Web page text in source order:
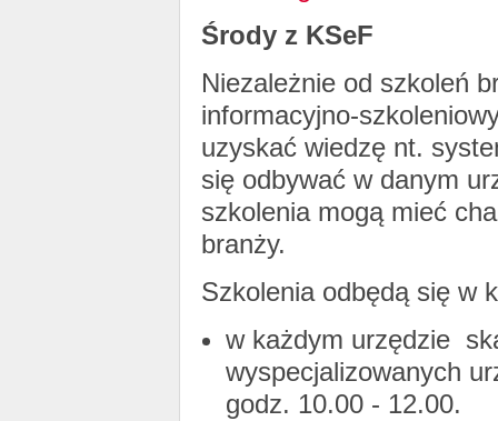
Środy z KSeF
Niezależnie od szkoleń
informacyjno-
uzyskać wiedzę nt.
się odbywać w danym
szkolenia mogą mieć
branży.
Szkolenia odbędą się w
w każdym urzędzie
wyspecjalizowanych
godz. 10.00 - 12.00.